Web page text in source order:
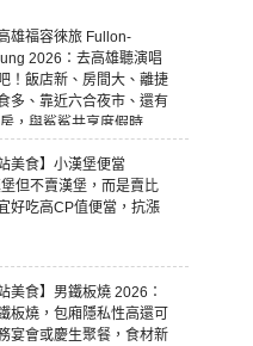
雄福容徠旅 Fullon-
2026：去高雄聽演唱
！飯店新、房間大、離捷
多、靠近六合夜市、還有
，與鯊鯊共享度假時
美食】小漢堡便當
但不賣漢堡，而是賣比
好吃高CP值便當，抗漲
美食】男鐵板燒 2026：
板燒，包廂隱私性高還可
宴會或慶生聚餐，食材新